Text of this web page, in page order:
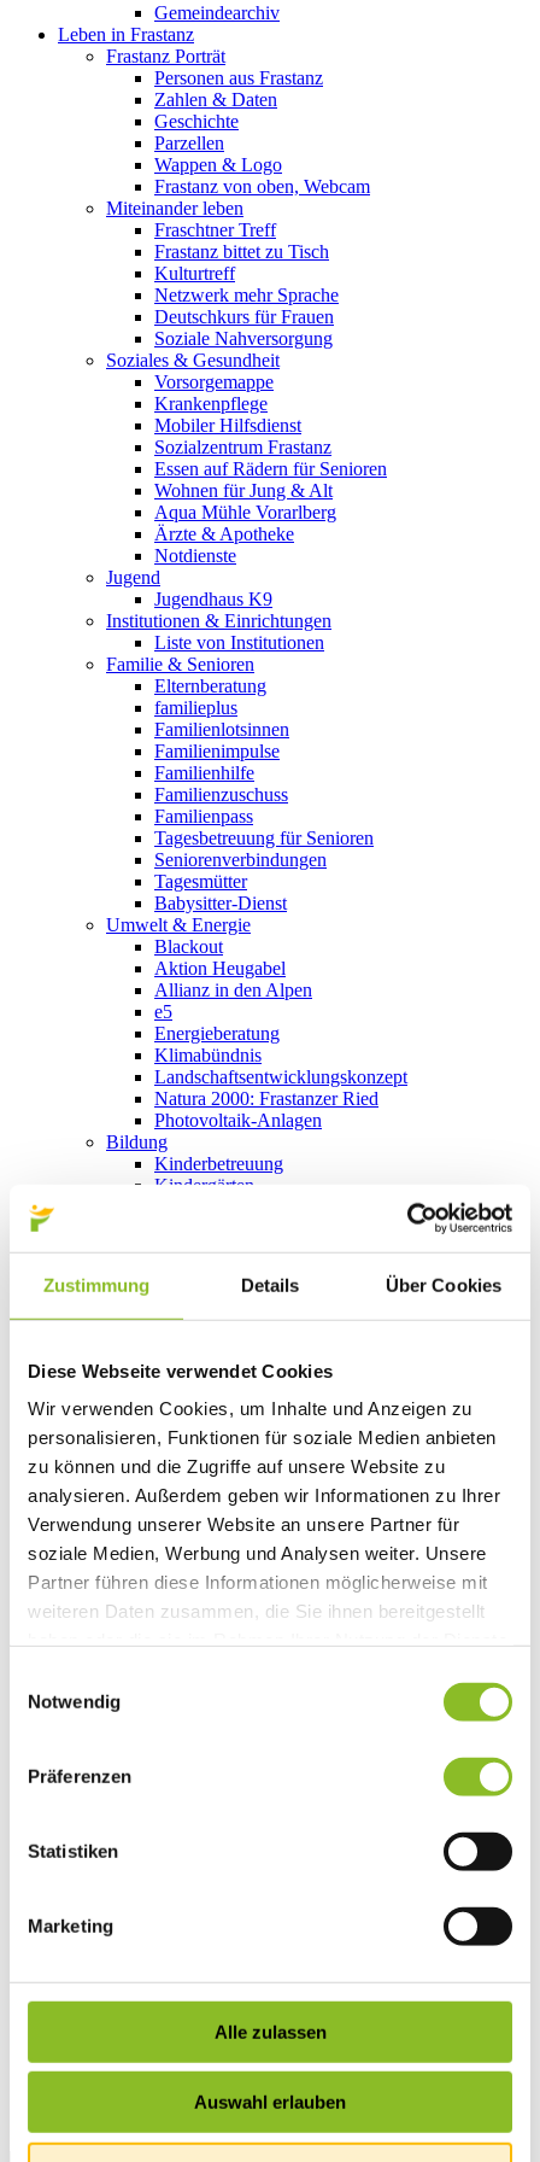
Zustimmung Details Über Cookies
Diese Webseite verwendet Cookies
Wir verwenden Cookies, um Inhalte und Anzeigen zu
personalisieren, Funktionen für soziale Medien anbieten
zu können und die Zugriffe auf unsere Website zu
analysieren. Außerdem geben wir Informationen zu Ihrer
Verwendung unserer Website an unsere Partner für
soziale Medien, Werbung und Analysen weiter. Unsere
Partner führen diese Informationen möglicherweise mit
weiteren Daten zusammen, die Sie ihnen bereitgestellt
Notwendig
Präferenzen
Statistiken
Marketing
Alle zulassen
Auswahl erlauben
Gemeindearchiv
Leben in Frastanz
Frastanz Porträt
Personen aus Frastanz
Zahlen & Daten
Geschichte
Parzellen
Wappen & Logo
Frastanz von oben, Webcam
Miteinander leben
Fraschtner Treff
Frastanz bittet zu Tisch
Kulturtreff
Netzwerk mehr Sprache
Deutschkurs für Frauen
Soziale Nahversorgung
Soziales & Gesundheit
Vorsorgemappe
Krankenpflege
Mobiler Hilfsdienst
Sozialzentrum Frastanz
Essen auf Rädern für Senioren
Wohnen für Jung & Alt
Aqua Mühle Vorarlberg
Ärzte & Apotheke
Notdienste
Jugend
Jugendhaus K9
Institutionen & Einrichtungen
Liste von Institutionen
Familie & Senioren
Elternberatung
familieplus
Familienlotsinnen
Familienimpulse
Familienhilfe
Familienzuschuss
Familienpass
Tagesbetreuung für Senioren
Seniorenverbindungen
Tagesmütter
Babysitter-Dienst
Umwelt & Energie
Blackout
Aktion Heugabel
Allianz in den Alpen
e5
Energieberatung
Klimabündnis
Landschaftsentwicklungskonzept
Natura 2000: Frastanzer Ried
Photovoltaik-Anlagen
Bildung
Kinderbetreuung
Kindergärten
Bibliothek
Domino s’Hus am Kirchplatz
Freizeit
Tabakausstellung
Kino vor Ort
Bibliothek
Gastronomie
Essen und Trinken in Frastanz
Sport
Naturbad Untere Au
Schwimmbad Felsenau
Wandern in Frastanz
Schilift Bazora
Bewegt ins Alter
Vereinsleben
Veranstaltungen
Unternehmen & Standort
Gastronomie
Wandern in Frastanz
Schwimmbad Felsenau
Vorarlberger Museumswelt